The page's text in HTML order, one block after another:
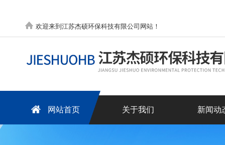
欢迎来到江苏杰硕环保科技有限公司网站！
网站首页 关于我们 新闻动